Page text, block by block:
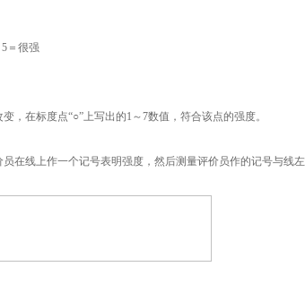
5 ＝很强
在标度点“○”上写出的1～7数值，符合该点的强度。
线上作一个记号表明强度，然后测量评价员作的记号与线